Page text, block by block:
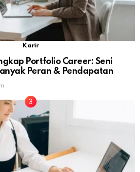
Karir
Portfolio Career: Seni
Peran & Pendapatan